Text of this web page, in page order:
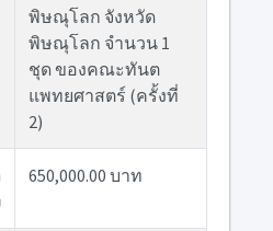
พิษณุโลก จังหวัด
พิษณุโลก จำนวน 1
ชุด ของคณะทันต
แพทยศาสตร์ (ครั้งที่
2)
650,000.00 บาท